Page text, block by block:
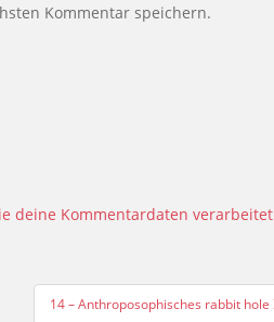
Kommentar speichern.
deine Kommentardaten verarbeitet
14 – Anthroposophisches rabbit hole